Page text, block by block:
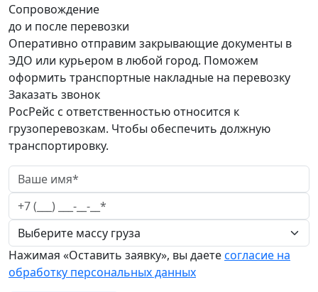
Сопровождение
до и после перевозки
Оперативно отправим закрывающие документы в
ЭДО или курьером в любой город. Поможем
оформить транспортные накладные на перевозку
Заказать звонок
РосРейс с ответственностью относится к
грузоперевозкам. Чтобы обеспечить должную
транспортировку.
Нажимая «Оставить заявку», вы даетесогласие на
обработку персональных данных